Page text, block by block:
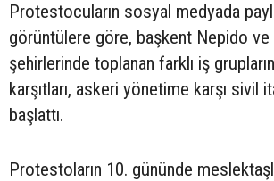
Protestocuların sosyal medyada
görüntülere göre, başkent Nepido ve
şehirlerinde toplanan farklı iş
karşıtları, askeri yönetime karşı sivil
başlattı.
Protestoların 10. gününde